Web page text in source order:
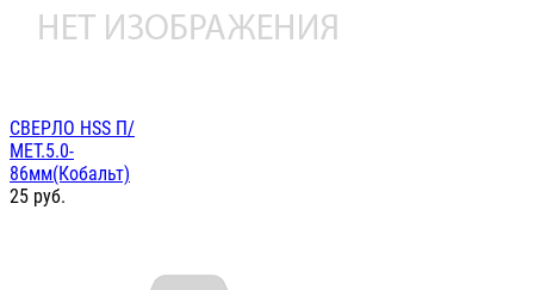
СВЕРЛО HSS П/
МЕТ.5.0-
86мм(Кобальт)
25 руб.